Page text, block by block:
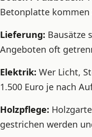
Betonplatte kommen
Lieferung: Bausätze
Angeboten oft
Elektrik: Wer Licht,
1.500 Euro je nach
Holzpflege:
gestrichen werden